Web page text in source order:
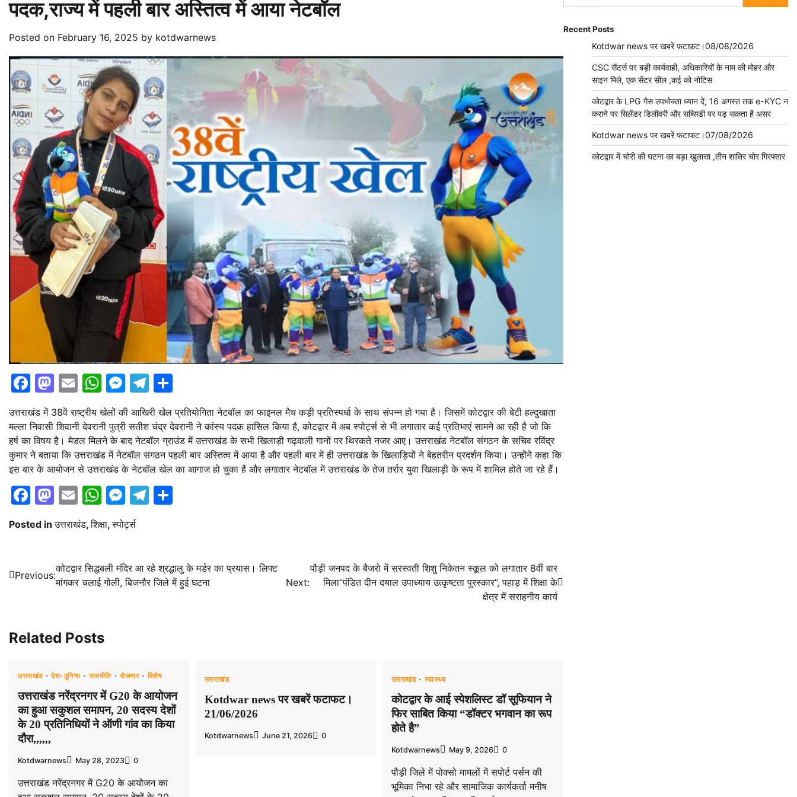
पदक,राज्य में पहली बार अस्तित्व में आया नेटबॉल
Posted on February 16, 2025 by kotdwarnews
Facebook
Mastodon
EmailWhatsApp
Messenger
Telegram
उत्तराखंड में 38वें राष्ट्रीय खेलों की आखिरी खेल प्रतियोगिता नेटबॉल का फाइनल मैच कड़ी प्रतिस्पर्धा के साथ संपन्न हो गया है। जिसमें कोटद्वार की बेटी हल्दुखाता
मल्ला निवासी शिवानी देवरानी पुत्री सतीश चंद्र देवरानी ने कांस्य पदक हासिल किया है, कोटद्वार में अब स्पोर्ट्स से भी लगातार कई प्रतिभाएं सामने आ रही है जो कि
हर्ष का विषय है। मेडल मिलने के बाद नेटबॉल ग्राउंड में उत्तराखंड के सभी खिलाड़ी गढ़वाली गानों पर थिरकते नजर आए। उत्तराखंड नेटबॉल संगठन के सचिव रविंद्र
कुमार ने बताया कि उत्तराखंड में नेटबॉल संगठन पहली बार अस्तित्व में आया है और पहली बार में ही उत्तराखंड के खिलाड़ियों ने बेहतरीन प्रदर्शन किया। उन्होंने कहा कि
इस बार के आयोजन से उत्तराखंड के नेटबॉल खेल का आगाज हो चुका है और लगातार नेटबॉल में उत्तराखंड के तेज तर्रार युवा खिलाड़ी के रूप में शामिल होते जा रहे हैं।
Facebook
Mastodon
EmailWhatsApp
Messenger
Telegram
Posted inउत्तराखंड,शिक्षा,स्पोर्ट्स
Post
Previous:
कोटद्वार सिद्धबली मंदिर आ रहे श्रद्धालु के मर्डर का प्रयास। लिफ्ट
मांगकर चलाई गोली, बिजनौर जिले में हुई घटना
Next:
पौड़ी जनपद के बैजरो में सरस्वती शिशु निकेतन स्कूल को लगातार 8वीं बार
मिला”पंडित दीन दयाल उपाध्याय उत्कृष्टता पुरस्कार”, पहाड़ में शिक्षा के
क्षेत्र में सराहनीय कार्य
Related Posts
उत्तराखंड देश-दुनिया राजनीति रोजगार विशेष
उत्तराखंड नरेंद्रनगर में G20 के आयोजन
का हुआ सकुशल समापन, 20 सदस्य देशों
के 20 प्रतिनिधियों ने ऑणी गांव का किया
दौरा,,,,,,
Kotdwarnews May 28, 2023 0
उत्तराखंड नरेंद्रनगर में G20 के आयोजन का
उत्तराखंड
Kotdwar news पर खबरें फटाफट।
21/06/2026
Kotdwarnews June 21, 2026 0
उत्तराखंड स्वास्थ्य
कोटद्वार के आई स्पेशलिस्ट डॉ सूफियान ने
फिर साबित किया “डॉक्टर भगवान का रूप
होते है”
Kotdwarnews May 9, 2026 0
पौड़ी जिले में पोक्सो मामलों में सपोर्ट पर्सन की
भूमिका निभा रहे और सामाजिक कार्यकर्ता मनीष
for:
Recent Posts
Kotdwar news पर खबरें फ़टाफ़ट।08/08/2026
CSC सेंटर्स पर बड़ी कार्यवाही, अधिकारियों के नाम की मोहर और
साइन मिले, एक सेंटर सील ,कई को नोटिस
कोटद्वार के LPG गैस उपभोक्ता ध्यान दें, 16 अगस्त तक e-KYC न
कराने पर सिलेंडर डिलीवरी और सब्सिडी पर पड़ सकता है असर
Kotdwar news पर खबरें फटाफट।07/08/2026
कोटद्वार में चोरी की घटना का बड़ा खुलासा ,तीन शातिर चोर गिरफ्तार